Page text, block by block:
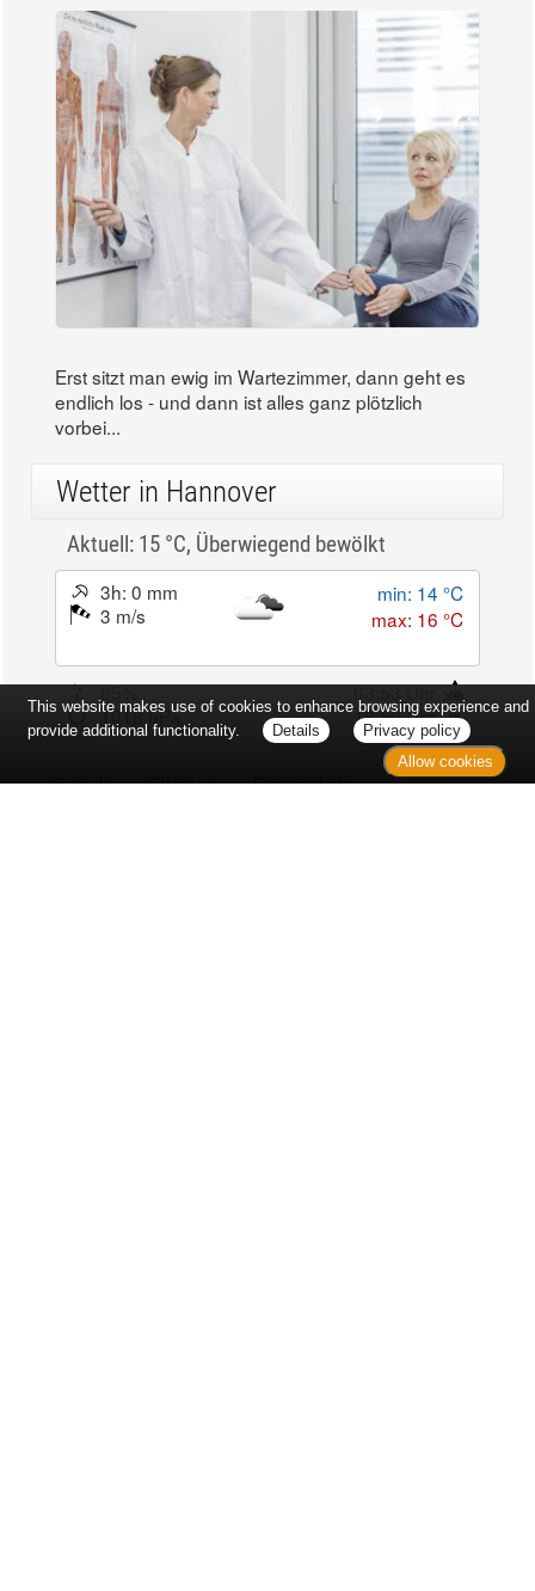
Erst sitzt man ewig im Wartezimmer, dann geht es
endlich los - und dann ist alles ganz plötzlich
vorbei...
Wetter in Hannover
Aktuell: 15 °C, Überwiegend bewölkt
3h: 0 mm
3 m/s
min: 14 °C
max: 16 °C
65%
03:53 Uhr
1018 hPa
18:59 Uhr
Kontakt Sitemap Datenschutz
This website makes use of cookies to enhance browsing experience and
provide additional functionality.
Details
Privacy policy
Allow cookies